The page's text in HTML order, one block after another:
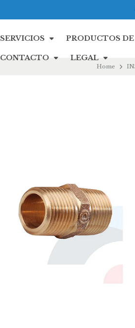
SERVICIOS PRODUCTOS
CONTACTO LEGAL
Home